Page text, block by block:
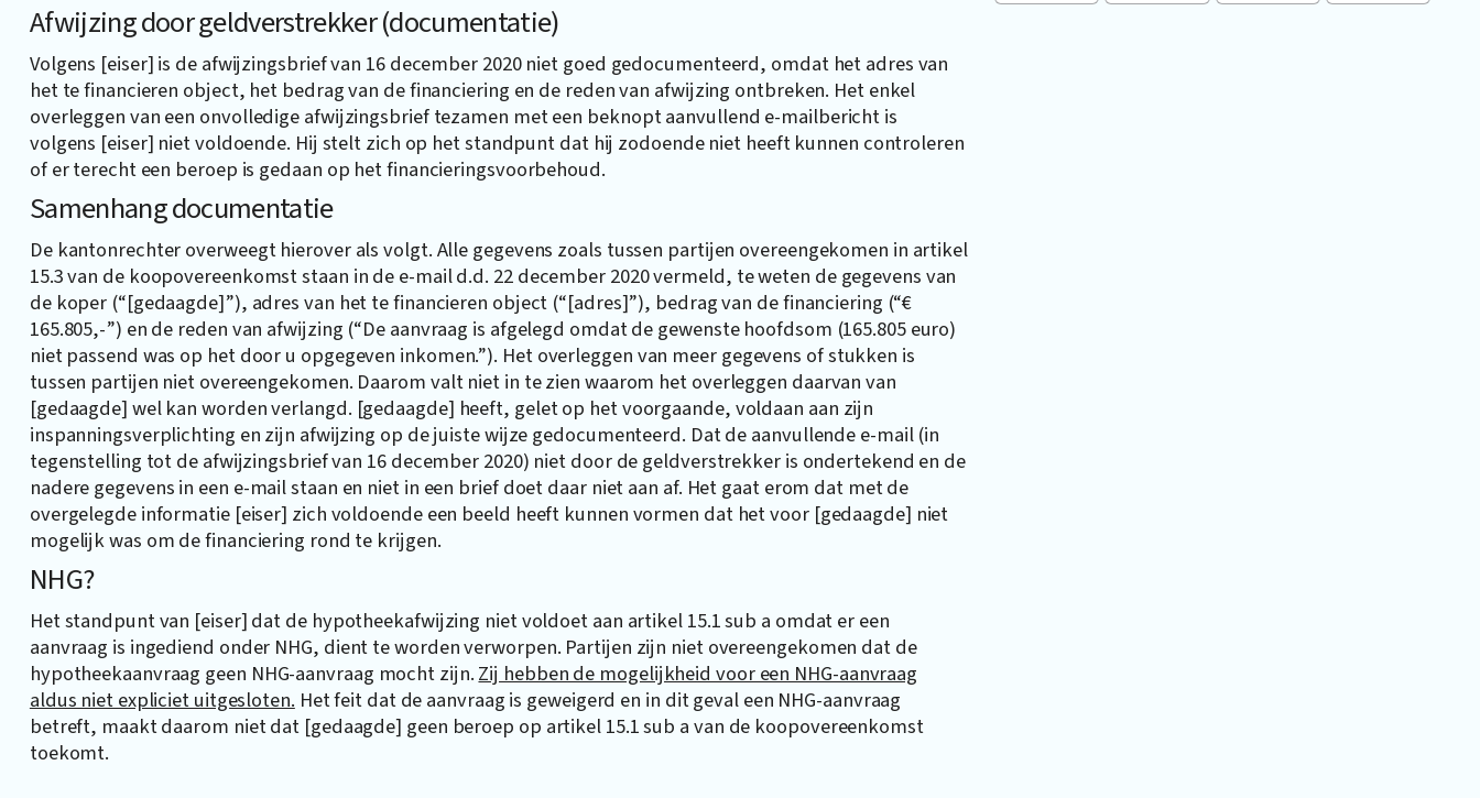
Afwijzing door geldverstrekker (documentatie)
Volgens [eiser] is de afwijzingsbrief van 16 december 2020 niet goed gedocumenteerd, omdat het adres van
het te financieren object, het bedrag van de financiering en de reden van afwijzing ontbreken. Het enkel
overleggen van een onvolledige afwijzingsbrief tezamen met een beknopt aanvullend e-mailbericht is
volgens [eiser] niet voldoende. Hij stelt zich op het standpunt dat hij zodoende niet heeft kunnen controleren
of er terecht een beroep is gedaan op het financieringsvoorbehoud.
Samenhang documentatie
De kantonrechter overweegt hierover als volgt. Alle gegevens zoals tussen partijen overeengekomen in artikel
15.3 van de koopovereenkomst staan in de e-mail d.d. 22 december 2020 vermeld, te weten de gegevens van
de koper (“[gedaagde]”), adres van het te financieren object (“[adres]”), bedrag van de financiering (“€
165.805,-”) en de reden van afwijzing (“De aanvraag is afgelegd omdat de gewenste hoofdsom (165.805 euro)
niet passend was op het door u opgegeven inkomen.”). Het overleggen van meer gegevens of stukken is
tussen partijen niet overeengekomen. Daarom valt niet in te zien waarom het overleggen daarvan van
[gedaagde] wel kan worden verlangd. [gedaagde] heeft, gelet op het voorgaande, voldaan aan zijn
inspanningsverplichting en zijn afwijzing op de juiste wijze gedocumenteerd. Dat de aanvullende e-mail (in
tegenstelling tot de afwijzingsbrief van 16 december 2020) niet door de geldverstrekker is ondertekend en de
nadere gegevens in een e-mail staan en niet in een brief doet daar niet aan af. Het gaat erom dat met de
overgelegde informatie [eiser] zich voldoende een beeld heeft kunnen vormen dat het voor [gedaagde] niet
mogelijk was om de financiering rond te krijgen.
NHG?
Het standpunt van [eiser] dat de hypotheekafwijzing niet voldoet aan artikel 15.1 sub a omdat er een
aanvraag is ingediend onder NHG, dient te worden verworpen. Partijen zijn niet overeengekomen dat de
hypotheekaanvraag geen NHG-aanvraag mocht zijn.Zij hebben de mogelijkheid voor een NHG-aanvraag
aldus niet expliciet uitgesloten. Het feit dat de aanvraag is geweigerd en in dit geval een NHG-aanvraag
betreft, maakt daarom niet dat [gedaagde] geen beroep op artikel 15.1 sub a van de koopovereenkomst
toekomt.